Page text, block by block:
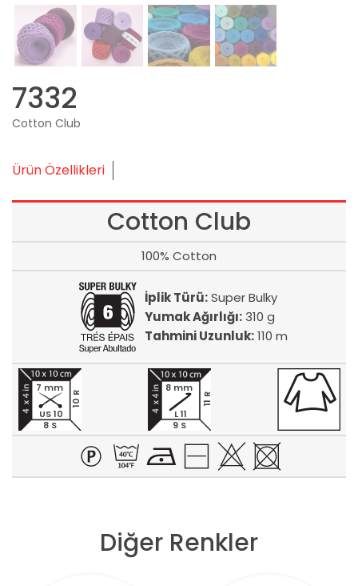
7332
Cotton Club
Ürün Özellikleri
Cotton Club
100% Cotton
İplik Türü:Super Bulky
Yumak Ağırlığı:310 g
Tahmini Uzunluk:110 m
8 S
10 R
7 mm
US 10
9 S
11 R
8 mm
L 11
Diğer Renkler